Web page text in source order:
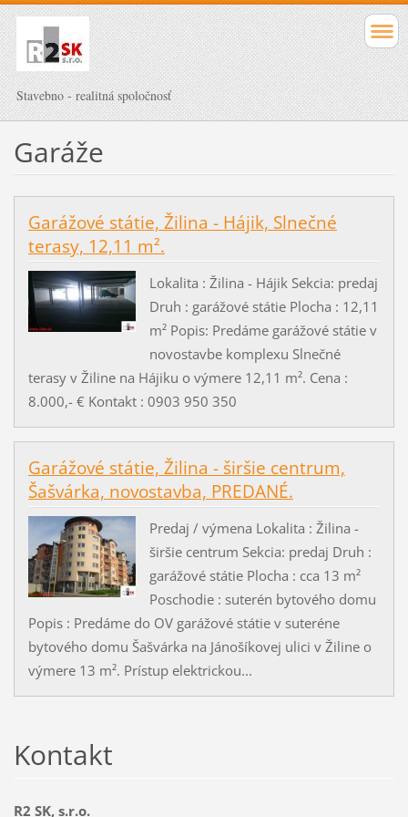
Stavebno - realitná spoločnosť
Garáže
Garážové státie, Žilina - Hájik, Slnečné
terasy, 12,11 m².
Lokalita : Žilina - Hájik Sekcia: predaj
Druh : garážové státie Plocha : 12,11
m² Popis: Predáme garážové státie v
novostavbe komplexu Slnečné
terasy v Žiline na Hájiku o výmere 12,11 m². Cena :
8.000,- € Kontakt : 0903 950 350
Garážové státie, Žilina - širšie centrum,
Šašvárka, novostavba, PREDANÉ.
Predaj / výmena Lokalita : Žilina -
širšie centrum Sekcia: predaj Druh :
garážové státie Plocha : cca 13 m²
Poschodie : suterén bytového domu
Popis : Predáme do OV garážové státie v suteréne
bytového domu Šašvárka na Jánošíkovej ulici v Žiline o
výmere 13 m². Prístup elektrickou...
Kontakt
R2 SK, s.r.o.